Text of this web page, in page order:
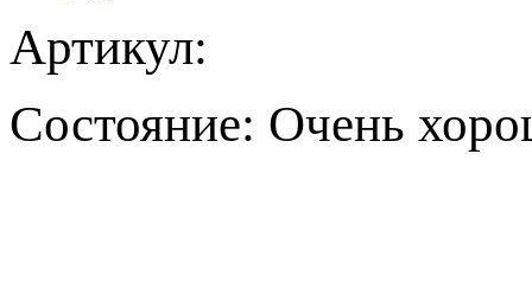
Артикул:
Состояние: Очень